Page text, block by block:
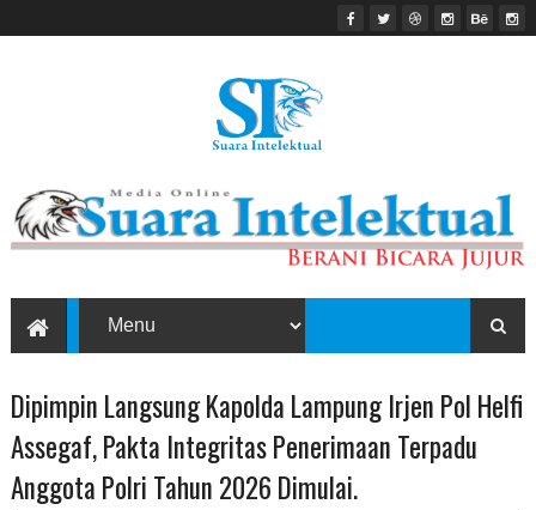
Dipimpin Langsung Kapolda Lampung Irjen Pol Helfi
Assegaf, Pakta Integritas Penerimaan Terpadu
Anggota Polri Tahun 2026 Dimulai.